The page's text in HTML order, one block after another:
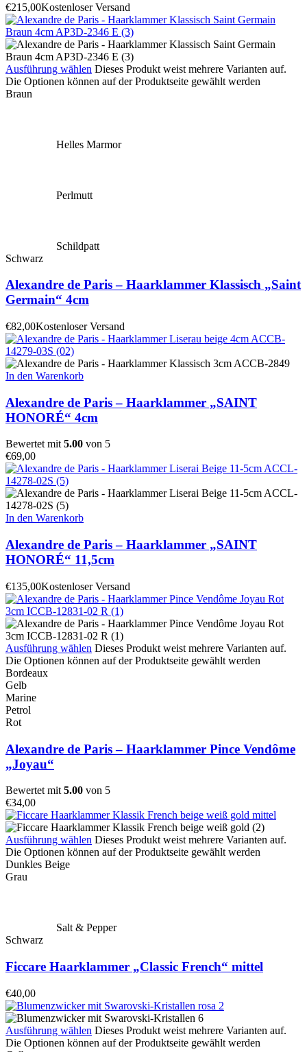
€215,00Kostenloser Versand
Ausführung wählen Dieses Produkt weist mehrere Varianten auf.
Die Optionen können auf der Produktseite gewählt werden
Braun
Helles Marmor
Perlmutt
Schildpatt
Schwarz
Alexandre de Paris – Haarklammer Klassisch „Saint
Germain“ 4cm
€82,00Kostenloser Versand
In den Warenkorb
Alexandre de Paris – Haarklammer „SAINT
HONORÉ“ 4cm
Bewertet mit5.00 von 5
€69,00
In den Warenkorb
Alexandre de Paris – Haarklammer „SAINT
HONORÉ“ 11,5cm
€135,00Kostenloser Versand
Ausführung wählen Dieses Produkt weist mehrere Varianten auf.
Die Optionen können auf der Produktseite gewählt werden
Bordeaux
Gelb
Marine
Petrol
Rot
Alexandre de Paris – Haarklammer Pince Vendôme
„Joyau“
Bewertet mit 5.00 von 5
€34,00
Ausführung wählen Dieses Produkt weist mehrere Varianten auf.
Die Optionen können auf der Produktseite gewählt werden
Dunkles Beige
Grau
Salt & Pepper
Schwarz
Ficcare Haarklammer „Classic French“ mittel
€40,00
Ausführung wählen Dieses Produkt weist mehrere Varianten auf.
Die Optionen können auf der Produktseite gewählt werden